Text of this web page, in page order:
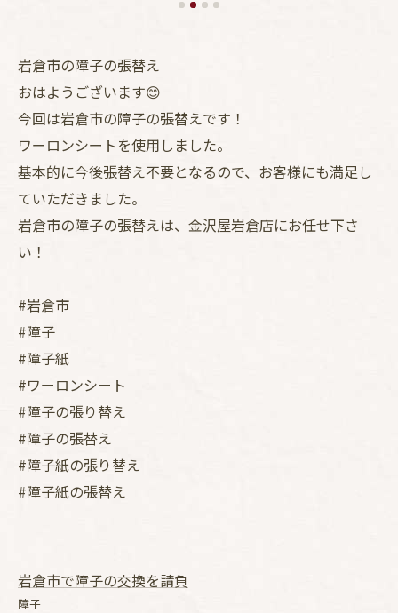
岩倉市の障子の張替え
おはようございます😊
今回は岩倉市の障子の張替えです！
ワーロンシートを使用しました。
基本的に今後張替え不要となるので、お客様にも満足し
ていただきました。
岩倉市の障子の張替えは、金沢屋岩倉店にお任せ下さ
い！
#岩倉市
#障子
#障子紙
#ワーロンシート
#障子の張り替え
#障子の張替え
#障子紙の張り替え
#障子紙の張替え
岩倉市で障子の交換を請負
障子